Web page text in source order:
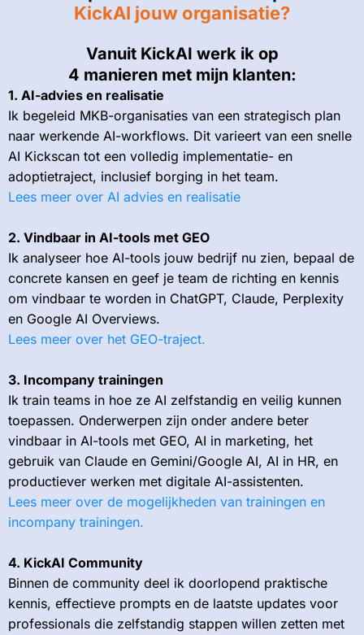
KickAI jouw organisatie?
Vanuit KickAI werk ik op
4 manieren met mijn klanten:
1. AI-advies en realisatie
Ik begeleid MKB-organisaties van een strategisch plan
naar werkende AI-workflows. Dit varieert van een snelle
AI Kickscan tot een volledig implementatie- en
adoptietraject, inclusief borging in het team.
Lees meer over AI advies en realisatie
2. Vindbaar in AI-tools met GEO
Ik analyseer hoe AI-tools jouw bedrijf nu zien, bepaal de
concrete kansen en geef je team de richting en kennis
om vindbaar te worden in ChatGPT, Claude, Perplexity
en Google AI Overviews.
Lees meer over het GEO-traject.
3. Incompany trainingen
Ik train teams in hoe ze AI zelfstandig en veilig kunnen
toepassen. Onderwerpen zijn onder andere beter
vindbaar in AI-tools met GEO, AI in marketing, het
gebruik van Claude en Gemini/Google AI, AI in HR, en
productiever werken met digitale AI-assistenten.
Lees meer over de mogelijkheden van trainingen en
incompany trainingen.
4. KickAI Community
Binnen de community deel ik doorlopend praktische
kennis, effectieve prompts en de laatste updates voor
professionals die zelfstandig stappen willen zetten met